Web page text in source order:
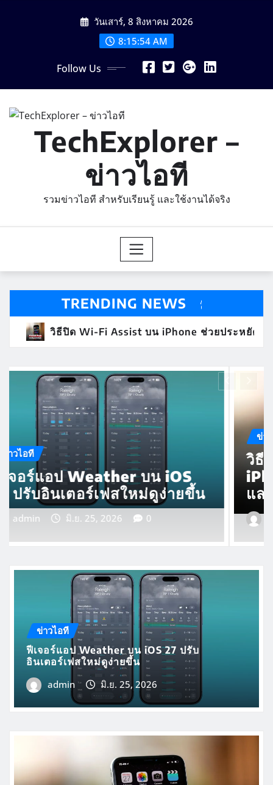
วันเสาร์, 8 สิงหาคม 2026
8:15:56 AM
Follow Us
TechExplorer –
ข่าวไอที
รวมข่าวไอที สำหรับเรียนรู้ และใช้งานได้จริง
TRENDING NEWS
Fi Assist บน iPhone ช่วยประหยัดแบตเตอรี่และดาต้า
ข่าวไอที
วิธีปิด Wi-Fi Assist บน
iPhone ช่วยประหยัดแบตเตอรี่
และดาต้า
admin เม.ย. 27, 2026
ข่าวไอที
ฟีเจอร์แอป Weather บน iOS 27 ปรับ
อินเตอร์เฟสใหม่ดูง่ายขึ้น
admin
มิ.ย. 25, 2026